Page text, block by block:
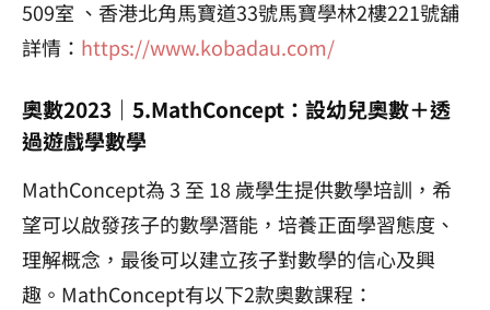
509室 、香港北角馬寶道33號馬寶學林2樓221號舖
詳情： https://www.kobadau.com/
奧數2023｜5.MathConcept：設幼兒奧數＋透
過遊戲學數學
MathConcept為 3 至 18 歲學生提供數學培訓，希
望可以啟發孩子的數學潛能，培養正面學習態度、
理解概念，最後可以建立孩子對數學的信心及興
趣。MathConcept有以下2款奧數課程：